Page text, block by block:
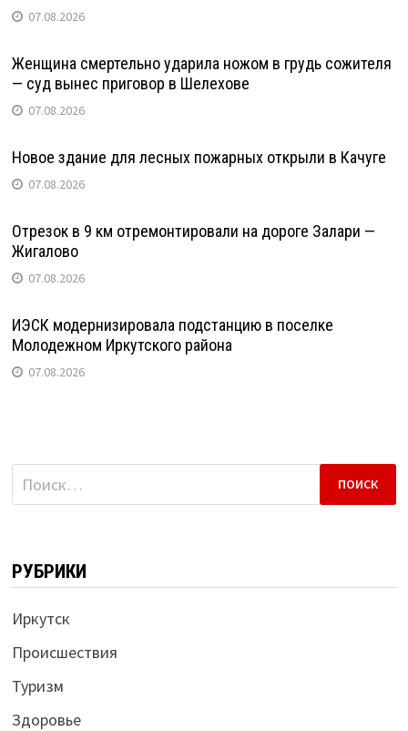
07.08.2026
Женщина смертельно ударила ножом в грудь сожителя
— суд вынес приговор в Шелехове
07.08.2026
Новое здание для лесных пожарных открыли в Качуге
07.08.2026
Отрезок в 9 км отремонтировали на дороге Залари —
Жигалово
07.08.2026
ИЭСК модернизировала подстанцию в поселке
Молодежном Иркутского района
07.08.2026
Найти:
РУБРИКИ
Иркутск
Происшествия
Туризм
Здоровье